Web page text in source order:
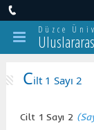
Düzce
Cilt 1 Sayı 2
Cilt 1 Sayı 2